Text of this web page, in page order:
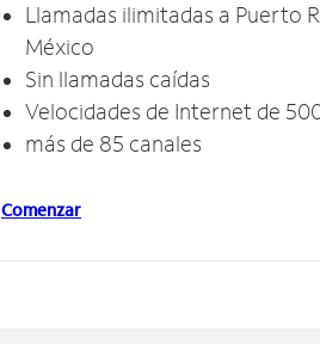
Llamadas ilimitadas a Puerto
México
Sin llamadas caídas
Velocidades de Internet de
más de 85 canales
Comenzar